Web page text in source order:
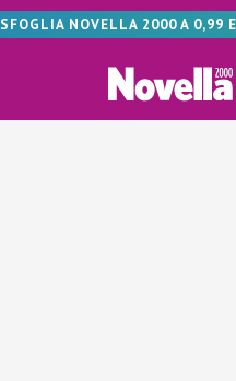
SFOGLIA NOVELLA 2000 A 0,99